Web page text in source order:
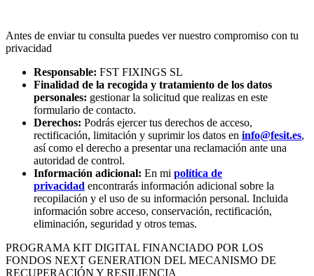
Antes de enviar tu consulta puedes ver nuestro compromiso con tu
privacidad
Responsable: FST FIXINGS SL
Finalidad de la recogida y tratamiento de los datos
personales: gestionar la solicitud que realizas en este
formulario de contacto.
Derechos: Podrás ejercer tus derechos de acceso,
rectificación, limitación y suprimir los datos en info@fesit.es,
así como el derecho a presentar una reclamación ante una
autoridad de control.
Información adicional: En mi política de
privacidad encontrarás información adicional sobre la
recopilación y el uso de su información personal. Incluida
información sobre acceso, conservación, rectificación,
eliminación, seguridad y otros temas.
PROGRAMA KIT DIGITAL FINANCIADO POR LOS
FONDOS NEXT GENERATION DEL MECANISMO DE
RECUPERACIÓN Y RESILIENCIA